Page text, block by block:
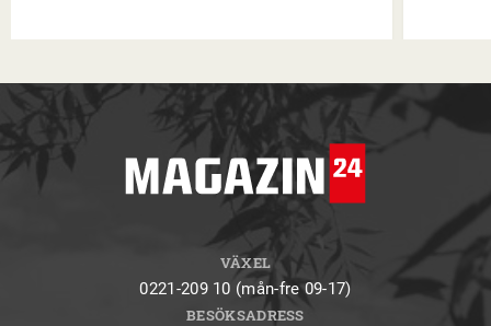
VÄXEL
0221-209 10 (mån-fre 09-17)
BESÖKSADRESS